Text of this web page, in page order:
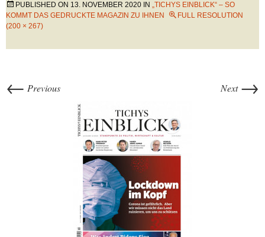
PUBLISHED ON 13. NOVEMBER 2020 IN „TICHYS EINBLICK“ – SO
KOMMT DAS GEDRUCKTE MAGAZIN ZU IHNEN
FULL RESOLUTION
(200 × 267)
← Previous Next →